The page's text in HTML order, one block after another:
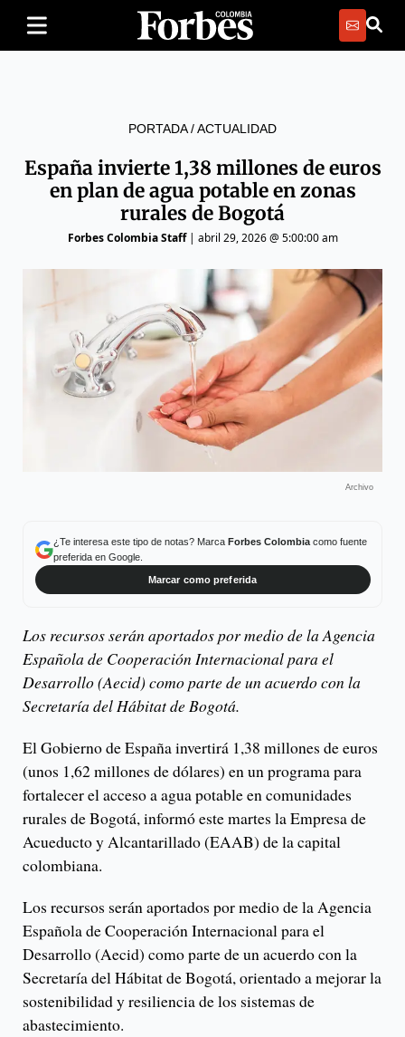
PORTADA/ACTUALIDAD
España invierte 1,38 millones de euros
en plan de agua potable en zonas
rurales de Bogotá
Forbes Colombia Staff| abril 29, 2026 @ 5:00:00 am
Archivo
¿Te interesa este tipo de notas? Marca Forbes Colombiacomo fuente
preferida en Google.
Marcar como preferida
Los recursos serán aportados por medio de la Agencia
Española de Cooperación Internacional para el
Desarrollo (Aecid) como parte de un acuerdo con la
Secretaría del Hábitat de Bogotá.
El Gobierno de España invertirá 1,38 millones de euros
(unos 1,62 millones de dólares) en un programa para
fortalecer el acceso a agua potable en comunidades
rurales de Bogotá, informó este martes la Empresa de
Acueducto y Alcantarillado (EAAB) de la capital
colombiana.
Los recursos serán aportados por medio de la Agencia
Española de Cooperación Internacional para el
Desarrollo (Aecid) como parte de un acuerdo con la
Secretaría del Hábitat de Bogotá, orientado a mejorar la
sostenibilidad y resiliencia de los sistemas de
abastecimiento.